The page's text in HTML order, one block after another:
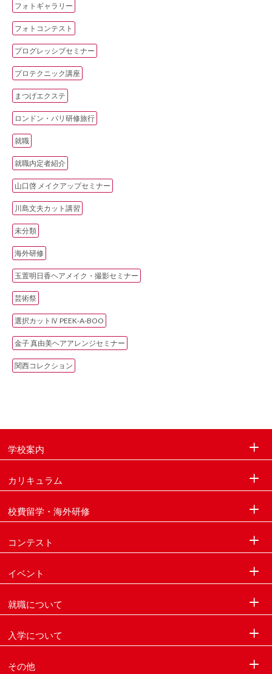
フォトギャラリー
フォトコンテスト
プログレッシブセミナー
プロテクニック講座
まつげエクステ
ロンドン・パリ研修旅行
就職
就職内定者紹介
山口啓 メイクアップセミナー
川島文夫カット講習
未分類
海外研修
玉置明日香ヘアメイク・撮影セミナー
芸術祭
選択カットⅣ PEEK‐A‐BOO
金子 真由美ヘアアレンジセミナー
関西コレクション
学校案内
カリキュラム
校費留学・海外研修
コンテスト
イベント
就職について
入学について
その他